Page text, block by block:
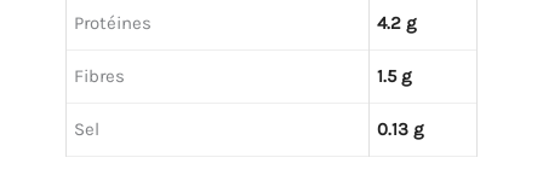
Protéines 4.2 g
Fibres 1.5 g
Sel 0.13 g